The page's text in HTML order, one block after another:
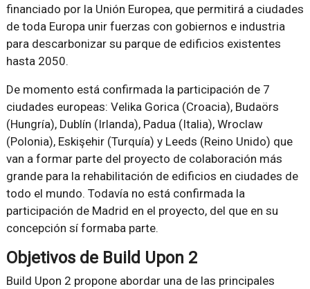
financiado por la Unión Europea, que permitirá a ciudades
de toda Europa unir fuerzas con gobiernos e industria
para descarbonizar su parque de edificios existentes
hasta 2050.
De momento está confirmada la participación de 7
ciudades europeas: Velika Gorica (Croacia), Budaörs
(Hungría), Dublín (Irlanda), Padua (Italia), Wroclaw
(Polonia), Eskişehir (Turquía) y Leeds (Reino Unido) que
van a formar parte del proyecto de colaboración más
grande para la rehabilitación de edificios en ciudades de
todo el mundo. Todavía no está confirmada la
participación de Madrid en el proyecto, del que en su
concepción sí formaba parte.
Objetivos de Build Upon 2
Build Upon 2 propone abordar una de las principales